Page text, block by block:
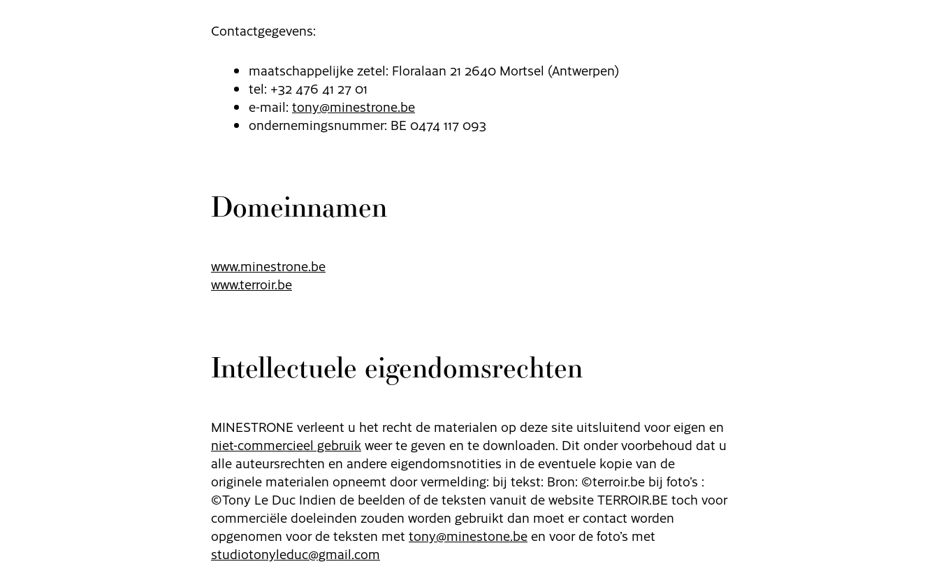
Contactgegevens:
maatschappelijke zetel: Floralaan 21 2640 Mortsel (Antwerpen)
tel: +32 476 41 27 01
e-mail: tony@minestrone.be
ondernemingsnummer: BE 0474 117 093
Domeinnamen
www.minestrone.be
www.terroir.be
Intellectuele eigendomsrechten
MINESTRONE verleent u het recht de materialen op deze site uitsluitend voor eigen en
niet-commercieel gebruik weer te geven en te downloaden. Dit onder voorbehoud dat u
alle auteursrechten en andere eigendomsnotities in de eventuele kopie van de
originele materialen opneemt door vermelding: bij tekst: Bron: ©terroir.be bij foto’s :
©Tony Le Duc Indien de beelden of de teksten vanuit de website TERROIR.BE toch voor
commerciële doeleinden zouden worden gebruikt dan moet er contact worden
opgenomen voor de teksten met tony@minestone.been voor de foto’s met
studiotonyleduc@gmail.com